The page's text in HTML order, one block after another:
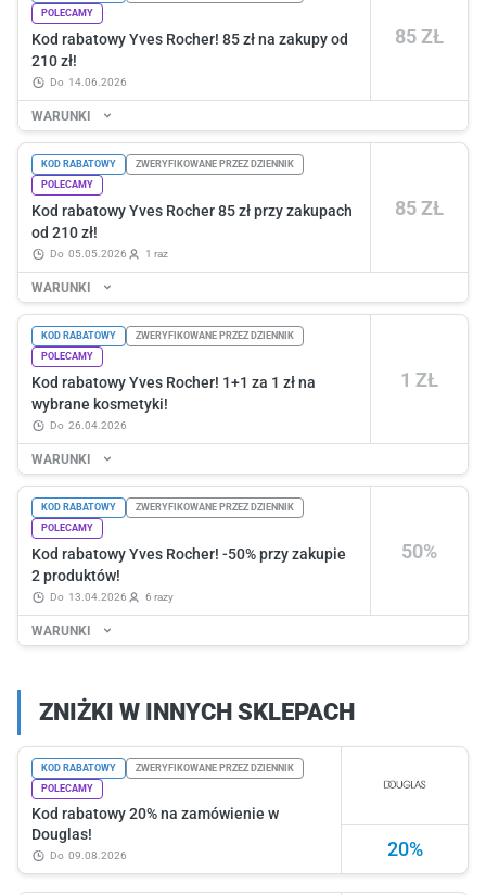
85 ZŁ
POLECAMY
Kod rabatowy Yves Rocher! 85 zł na zakupy od
210 zł!
do 14.06.2026
WARUNKI
85 ZŁ
KOD RABATOWY
ZWERYFIKOWANE PRZEZ DZIENNIK
POLECAMY
Kod rabatowy Yves Rocher 85 zł przy zakupach
od 210 zł!
do 05.05.2026 1 raz
WARUNKI
1 ZŁ
KOD RABATOWY
ZWERYFIKOWANE PRZEZ DZIENNIK
POLECAMY
Kod rabatowy Yves Rocher! 1+1 za 1 zł na
wybrane kosmetyki!
do 26.04.2026
WARUNKI
50%
KOD RABATOWY
ZWERYFIKOWANE PRZEZ DZIENNIK
POLECAMY
Kod rabatowy Yves Rocher! -50% przy zakupie
2 produktów!
do 13.04.2026 6 razy
WARUNKI
ZNIŻKI W INNYCH SKLEPACH
20%
KOD RABATOWY
ZWERYFIKOWANE PRZEZ DZIENNIK
POLECAMY
Kod rabatowy 20% na zamówienie w
Douglas!
do 09.08.2026